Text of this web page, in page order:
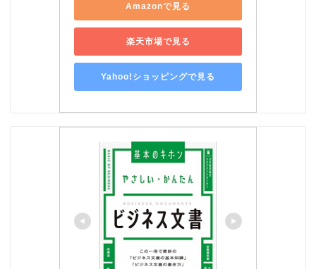
Amazonで見る
楽天市場で見る
Yahoo!ショッピングで見る